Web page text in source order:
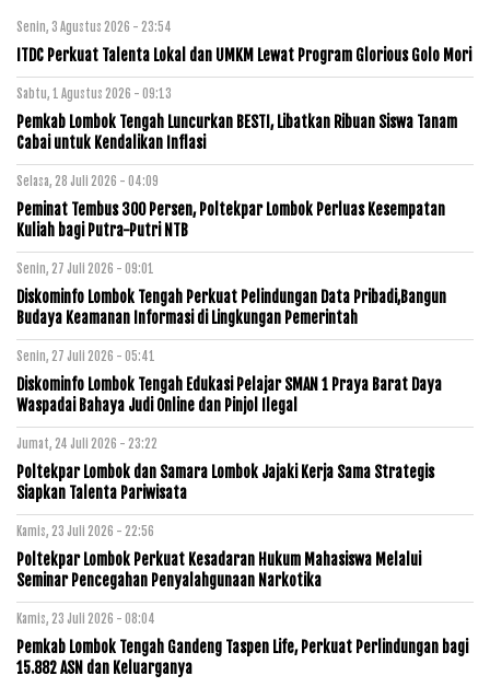
Senin, 3 Agustus 2026 - 23:54
ITDC Perkuat Talenta Lokal dan UMKM Lewat Program Glorious Golo Mori
Sabtu, 1 Agustus 2026 - 09:13
Pemkab Lombok Tengah Luncurkan BESTI, Libatkan Ribuan Siswa Tanam
Cabai untuk Kendalikan Inflasi
Selasa, 28 Juli 2026 - 04:09
Peminat Tembus 300 Persen, Poltekpar Lombok Perluas Kesempatan
Kuliah bagi Putra-Putri NTB
Senin, 27 Juli 2026 - 09:01
Diskominfo Lombok Tengah Perkuat Pelindungan Data Pribadi,Bangun
Budaya Keamanan Informasi di Lingkungan Pemerintah
Senin, 27 Juli 2026 - 05:41
Diskominfo Lombok Tengah Edukasi Pelajar SMAN 1 Praya Barat Daya
Waspadai Bahaya Judi Online dan Pinjol Ilegal
Jumat, 24 Juli 2026 - 23:22
Poltekpar Lombok dan Samara Lombok Jajaki Kerja Sama Strategis
Siapkan Talenta Pariwisata
Kamis, 23 Juli 2026 - 22:56
Poltekpar Lombok Perkuat Kesadaran Hukum Mahasiswa Melalui
Seminar Pencegahan Penyalahgunaan Narkotika
Kamis, 23 Juli 2026 - 08:04
Pemkab Lombok Tengah Gandeng Taspen Life, Perkuat Perlindungan bagi
15.882 ASN dan Keluarganya